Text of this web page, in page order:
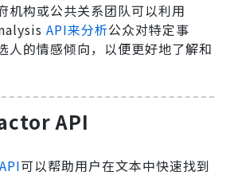
机构或公共关系团队可以利用
API来分析公众对特定事
人的情感倾向，以便更好地了解和
API
可以帮助用户在文本中快速找到